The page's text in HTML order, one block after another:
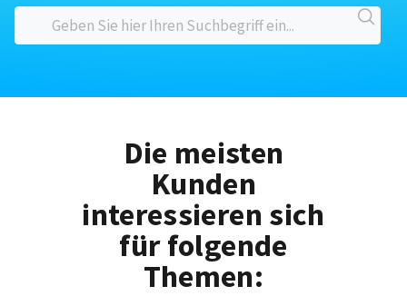
Die meisten
Kunden
interessieren sich
für folgende
Themen: